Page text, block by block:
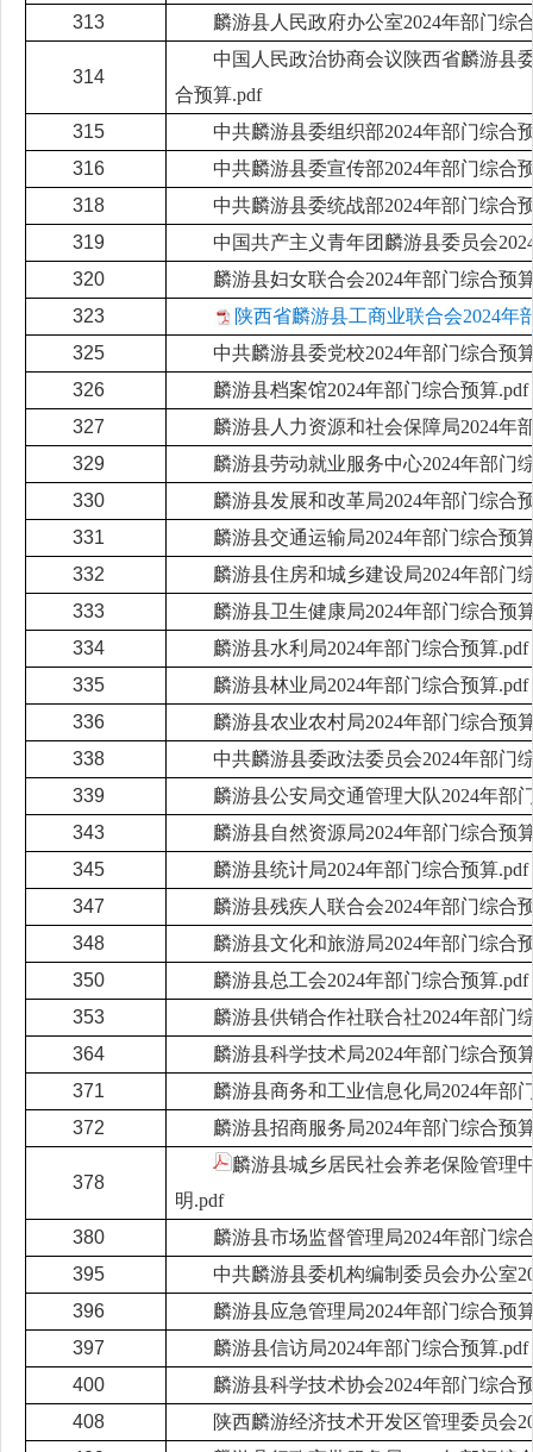
313
麟游县人民政府办公室2024年部门综
314
中国人民政治协商会议陕西省麟游县
合预算.pdf
315
中共麟游县委组织部2024年部门综合
316
中共麟游县委宣传部2024年部门综合
318
中共麟游县委统战部2024年部门综合
319
中国共产主义青年团麟游县委员会
320
麟游县妇女联合会2024年部门综合预
323
陕西省麟游县工商业联合会2024年
325
中共麟游县委党校2024年部门综合预
326
麟游县档案馆2024年部门综合预算.pdf
327
麟游县人力资源和社会保障局2024年
329
麟游县劳动就业服务中心2024年部门
330
麟游县发展和改革局2024年部门综合
331
麟游县交通运输局2024年部门综合预
332
麟游县住房和城乡建设局2024年部门
333
麟游县卫生健康局2024年部门综合预
334
麟游县水利局2024年部门综合预算.pdf
335
麟游县林业局2024年部门综合预算.pdf
336
麟游县农业农村局2024年部门综合预
338
中共麟游县委政法委员会2024年部门
339
麟游县公安局交通管理大队2024年部
343
麟游县自然资源局2024年部门综合预
345
麟游县统计局2024年部门综合预算.pdf
347
麟游县残疾人联合会2024年部门综合
348
麟游县文化和旅游局2024年部门综合
350
麟游县总工会2024年部门综合预算.pdf
353
麟游县供销合作社联合社2024年部门
364
麟游县科学技术局2024年部门综合预
371
麟游县商务和工业信息化局2024年部
372
麟游县招商服务局2024年部门综合预
378
麟游县城乡居民社会养老保险管理
明.pdf
380
麟游县市场监督管理局2024年部门综
395
中共麟游县委机构编制委员会办公室
396
麟游县应急管理局2024年部门综合预
397
麟游县信访局2024年部门综合预算.pdf
400
麟游县科学技术协会2024年部门综合
408
陕西麟游经济技术开发区管理委员会